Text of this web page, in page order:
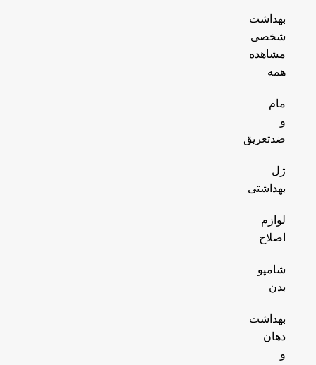
بهداشت
شخصی
مشاهده
همه
مام
و
ضدتعریق
ژل
بهداشتی
لوازم
اصلاح
شامپو
بدن
بهداشت
دهان
و